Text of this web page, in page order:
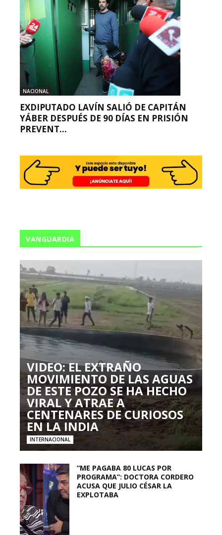
NACIONAL
EXDIPUTADO LAVÍN SALIÓ DE CAPITÁN
YÁBER DESPUÉS DE 90 DÍAS EN PRISIÓN
PREVENT...
VANGUARDIA
VIDEO: EL EXTRAÑO
MOVIMIENTO DE LAS AGUAS
DE ESTE POZO SE HA HECHO
VIRAL Y ATRAE A
CENTENARES DE CURIOSOS
EN LA INDIA
INTERNACIONAL
“ME PAGABA 80 LUCAS POR
PROGRAMA”: DOCTORA CORDERO
ACUSA QUE JULIO CÉSAR LA
EXPLOTABA